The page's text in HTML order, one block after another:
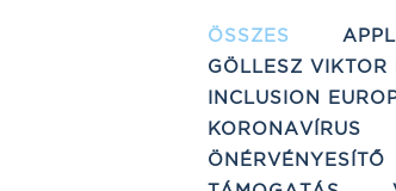
ÖSSZES
GÖLLESZ VIKTOR
INCLUSION
KORONAVÍRUS
ÖNÉRVÉNYESÍTŐ